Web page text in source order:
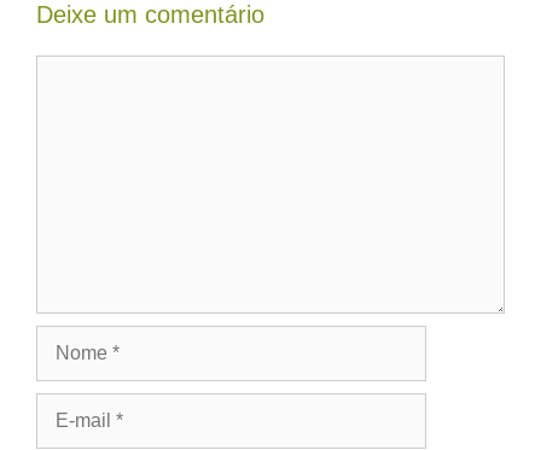
comentário
Deixe um comentário